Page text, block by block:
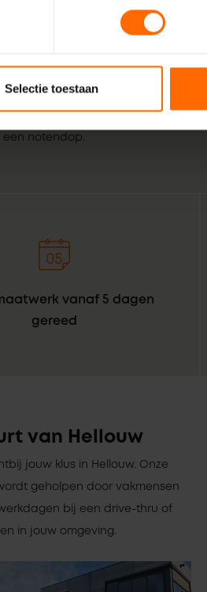
Selectie toestaan
professionals die weten wat het
dat met de wil om het bestellen
een notendop.
vanaf 5 dagen
gereed
van Hellouw
jouw klus in Hellouw. Onze
geholpen door vakmensen
bij een drive-thru of
in jouw omgeving.